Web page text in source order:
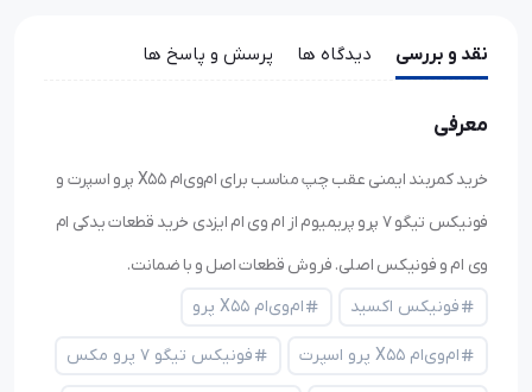
نقد و بررسی دیدگاه ها پرسش و پاسخ ها
معرفی
خرید کمربند ایمنی عقب چپ مناسب برای ام‌وی‌ام X55 پرو اسپرت و
فونیکس تیگو ۷ پرو پریمیوم از ام وی ام ایزدی خرید قطعات یدکی ام
وی ام و فونیکس اصلی. فروش قطعات اصل و با ضمانت.
فونیکس اکسید
ام‌وی‌ام X55 پرو
ام‌وی‌ام X55 پرو اسپرت فونیکس تیگو ۷ پرو مکس